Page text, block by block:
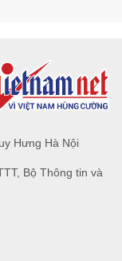
Hưng Hà Nội
Bộ Thông tin và